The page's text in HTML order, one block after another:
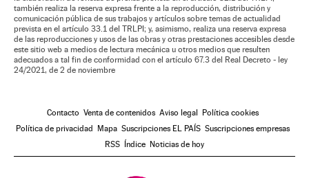
también realiza la reserva expresa frente a la reproducción, distribución y
comunicación pública de sus trabajos y artículos sobre temas de actualidad
prevista en el artículo 33.1 del TRLPI; y, asimismo, realiza una reserva expresa
de las reproducciones y usos de las obras y otras prestaciones accesibles desde
este sitio web a medios de lectura mecánica u otros medios que resulten
adecuados a tal fin de conformidad con el artículo 67.3 del Real Decreto - ley
24/2021, de 2 de noviembre
Contacto Venta de contenidos Aviso legal
Política cookies
Política de privacidad
Mapa Suscripciones EL PAÍS Suscripciones empresas
RSS
Índice Noticias de hoy